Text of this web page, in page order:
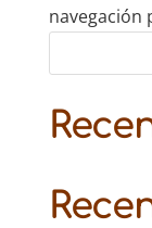
navegación